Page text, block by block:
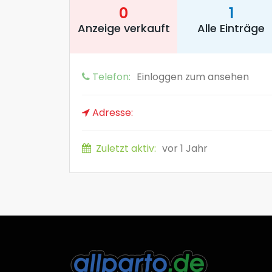
0
Anzeige verkauft
1
Alle Einträge
Telefon: Einloggen zum ansehen
Adresse:
Zuletzt aktiv: vor 1 Jahr